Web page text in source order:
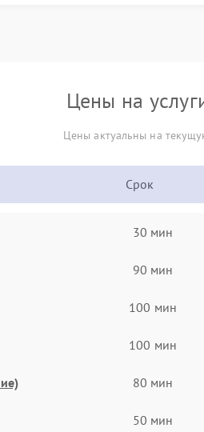
Цены на
Цены актуальны на
Срок
30 мин
90 мин
100 мин
100 мин
80 мин
50 мин